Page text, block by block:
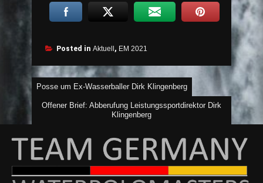
Posted in Aktuell , EM 2021
Beitragsnavigation
Posse um Ex-Wasserballer Dirk Klingenberg
Offener Brief: Abberufung Leistungssportdirektor Dirk
Klingenberg